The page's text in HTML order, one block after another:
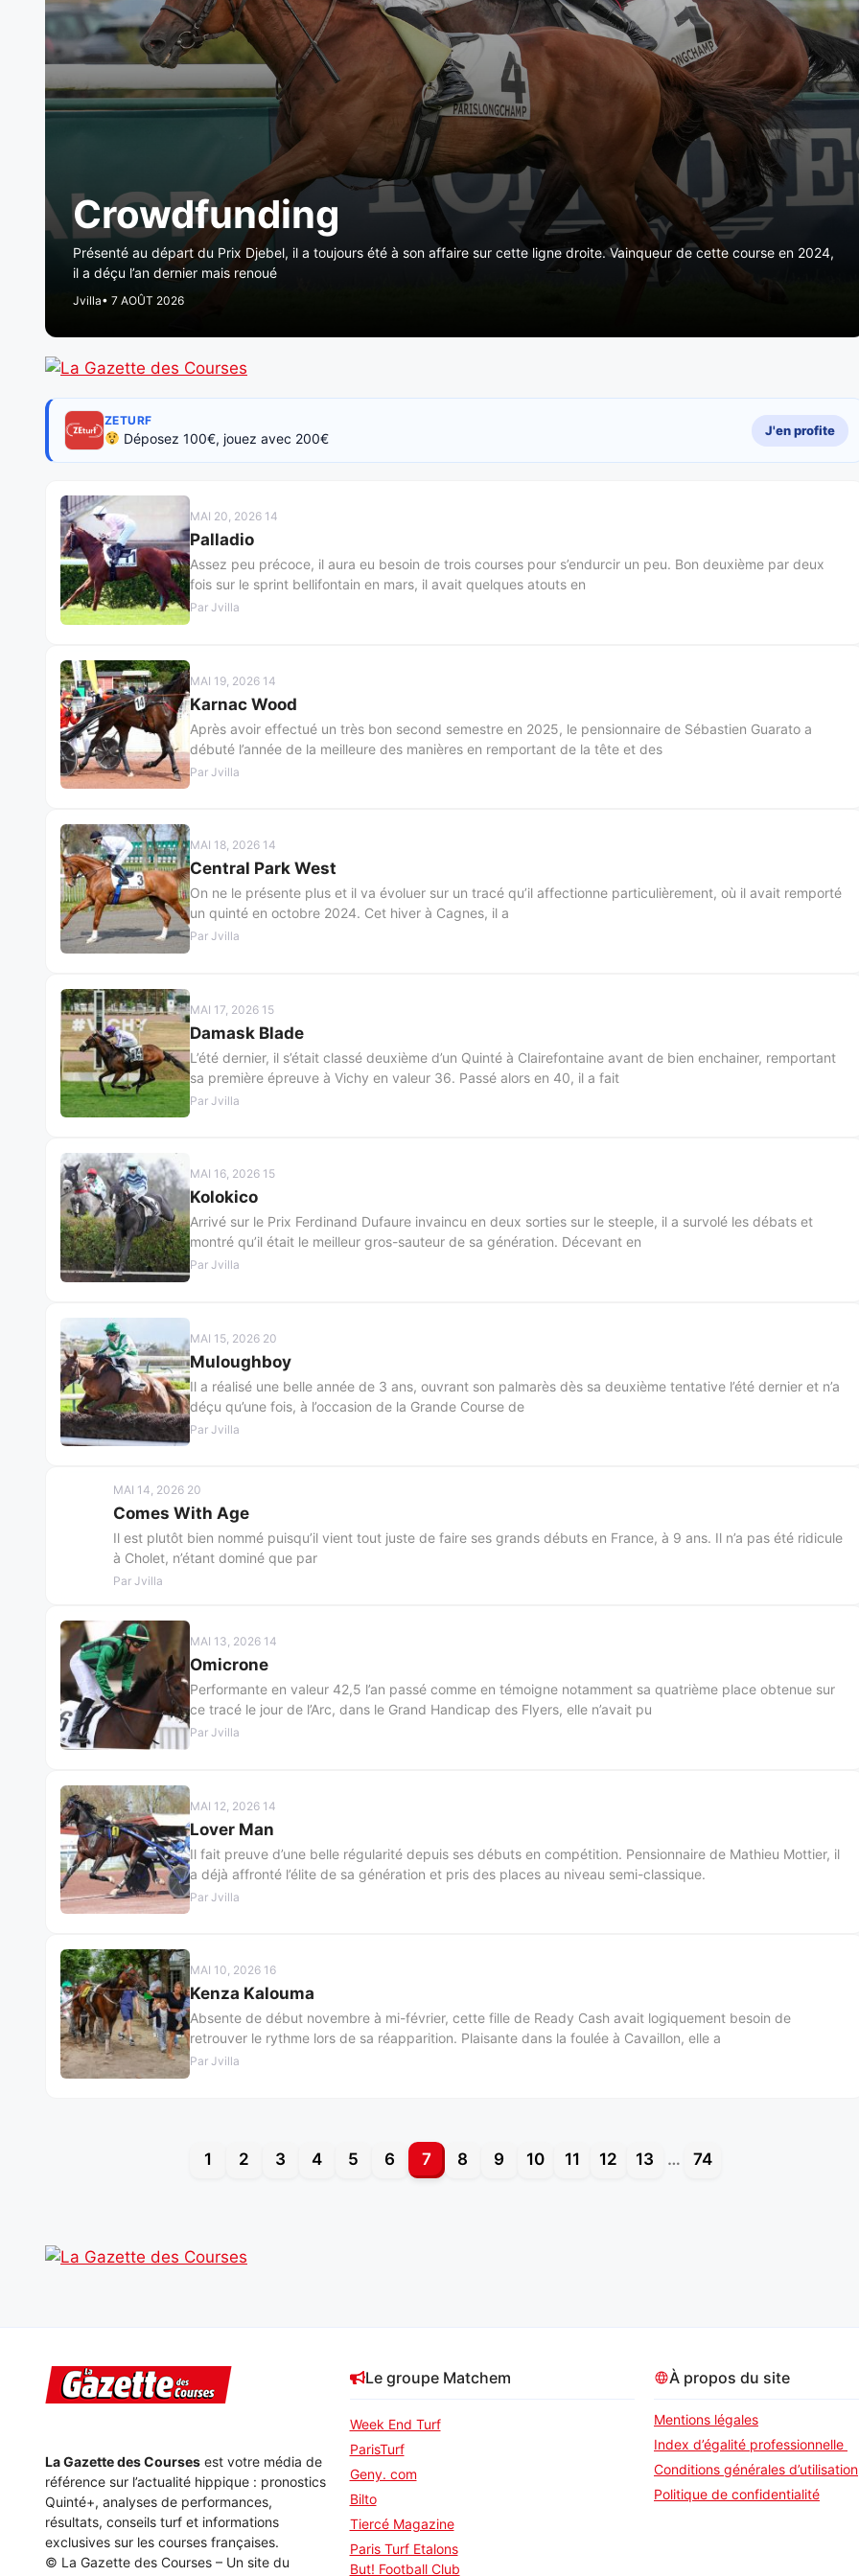
Crowdfunding
Présenté au départ du Prix Djebel, il a toujours été à son affaire sur cette ligne droite. Vainqueur de cette course en 2024,
il a déçu l’an dernier mais renoué
Jvilla• 7 AOÛT 2026
ZETURF
Déposez 100€, jouez avec 200€
J'en profite
MAI 20, 2026 14
Palladio
Assez peu précoce, il aura eu besoin de trois courses pour s’endurcir un peu. Bon deuxième par deux
fois sur le sprint bellifontain en mars, il avait quelques atouts en
Par Jvilla
MAI 19, 2026 14
Karnac Wood
Après avoir effectué un très bon second semestre en 2025, le pensionnaire de Sébastien Guarato a
débuté l’année de la meilleure des manières en remportant de la tête et des
Par Jvilla
MAI 18, 2026 14
Central Park West
On ne le présente plus et il va évoluer sur un tracé qu’il affectionne particulièrement, où il avait remporté
un quinté en octobre 2024. Cet hiver à Cagnes, il a
Par Jvilla
MAI 17, 2026 15
Damask Blade
L’été dernier, il s’était classé deuxième d’un Quinté à Clairefontaine avant de bien enchainer, remportant
sa première épreuve à Vichy en valeur 36. Passé alors en 40, il a fait
Par Jvilla
MAI 16, 2026 15
Kolokico
Arrivé sur le Prix Ferdinand Dufaure invaincu en deux sorties sur le steeple, il a survolé les débats et
montré qu’il était le meilleur gros-sauteur de sa génération. Décevant en
Par Jvilla
MAI 15, 2026 20
Muloughboy
Il a réalisé une belle année de 3 ans, ouvrant son palmarès dès sa deuxième tentative l’été dernier et n’a
déçu qu’une fois, à l’occasion de la Grande Course de
Par Jvilla
MAI 14, 2026 20
Comes With Age
Il est plutôt bien nommé puisqu’il vient tout juste de faire ses grands débuts en France, à 9 ans. Il n’a pas été ridicule
à Cholet, n’étant dominé que par
Par Jvilla
MAI 13, 2026 14
Omicrone
Performante en valeur 42,5 l’an passé comme en témoigne notamment sa quatrième place obtenue sur
ce tracé le jour de l’Arc, dans le Grand Handicap des Flyers, elle n’avait pu
Par Jvilla
MAI 12, 2026 14
Lover Man
Il fait preuve d’une belle régularité depuis ses débuts en compétition. Pensionnaire de Mathieu Mottier, il
a déjà affronté l’élite de sa génération et pris des places au niveau semi-classique.
Par Jvilla
MAI 10, 2026 16
Kenza Kalouma
Absente de début novembre à mi-février, cette fille de Ready Cash avait logiquement besoin de
retrouver le rythme lors de sa réapparition. Plaisante dans la foulée à Cavaillon, elle a
Par Jvilla
1 2 3 4 5 6 7 8 9 10 11 12 13 … 74
La Gazette des Courses est votre média de
référence sur l’actualité hippique : pronostics
Quinté+, analyses de performances,
résultats, conseils turf et informations
exclusives sur les courses françaises.
© La Gazette des Courses – Un site du
Le groupe Matchem
Week End Turf
ParisTurf
Geny. com
Bilto
Tiercé Magazine
Paris Turf Etalons
But! Football Club
À propos du site
Mentions légales
Index d’égalité professionnelle
Conditions générales d’utilisation
Politique de confidentialité